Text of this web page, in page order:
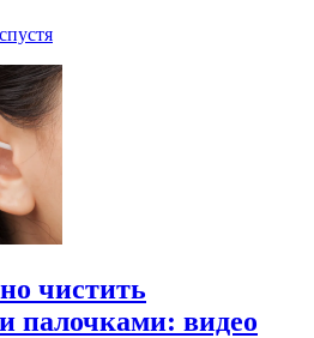
чистить
палочками: видео